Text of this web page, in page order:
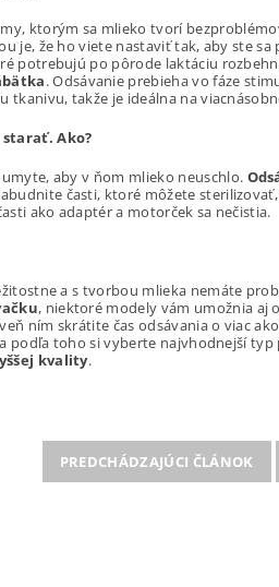
ktorým sa mlieko tvorí
je, že ho viete nastaviť tak, aby ste
potrebujú po pôrode laktáciu
. Odsávanie prebieha vo fáze
tkanivu, takže je ideálna na
Ako?
aby v ňom mlieko neuschlo.
časti, ktoré môžete
ako adaptér a motorček sa nečistia.
a s tvorbou mlieka nemáte
, niektoré modely vám umožnia aj
ním skrátite čas odsávania o viac
podľa toho si vyberte najvhodnejší typ
kvality.
PREDCHÁDZAJÚCI ČLÁNOK